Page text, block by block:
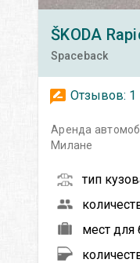
ŠKODA
Spaceback
Отзывов: 1
Аренда
Милане
тип
мест для